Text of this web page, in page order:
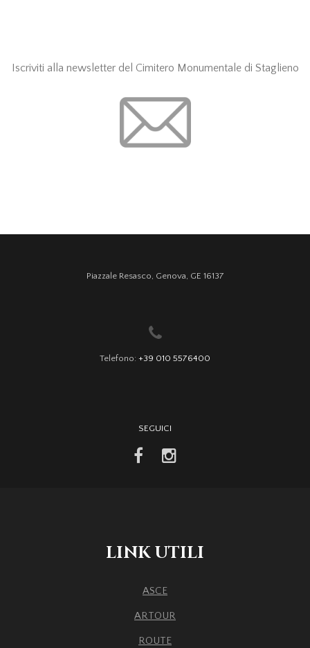
Iscriviti alla newsletter del Cimitero Monumentale di Staglieno
Piazzale Resasco, Genova, GE 16137
Telefono: +39 010 5576400
SEGUICI
facebookinstagram
LINK UTILI
ASCE
ARTOUR
ROUTE